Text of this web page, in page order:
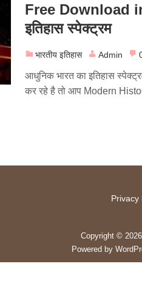
Free Download
इतिहास स्पेक्ट्रम
भारतीय इतिहास Admin
आधुनिक भारत का इतिहास
कर रहे है तो आप Modern
Privacy
Copyright ©
Powered by